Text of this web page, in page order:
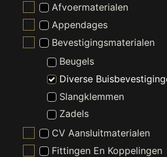
Afvoermaterialen
Appendages
Bevestigingsmaterialen
Beugels
Diverse
Slangklemmen
Zadels
CV Aansluitmaterialen
Fittingen En Koppelingen